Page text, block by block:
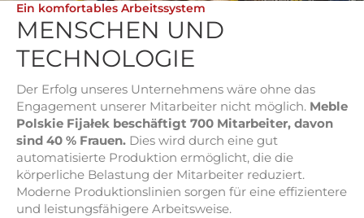
Ein komfortables Arbeitssystem
MENSCHEN UND
TECHNOLOGIE
Der Erfolg unseres Unternehmens wäre ohne das
Engagement unserer Mitarbeiter nicht möglich. Meble
Polskie Fijałek beschäftigt 700 Mitarbeiter, davon
sind 40 % Frauen. Dies wird durch eine gut
automatisierte Produktion ermöglicht, die die
körperliche Belastung der Mitarbeiter reduziert.
Moderne Produktionslinien sorgen für eine effizientere
und leistungsfähigere Arbeitsweise.